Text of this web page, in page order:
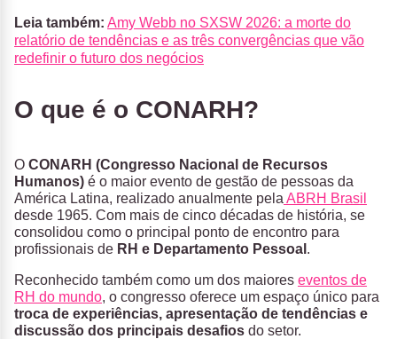
Leia também: Amy Webb no SXSW 2026: a morte do
relatório de tendências e as três convergências que vão
redefinir o futuro dos negócios
O que é o CONARH?
O CONARH (Congresso Nacional de Recursos
Humanos) é o maior evento de gestão de pessoas da
América Latina, realizado anualmente pela ABRH Brasil
desde 1965. Com mais de cinco décadas de história, se
consolidou como o principal ponto de encontro para
profissionais de RH e Departamento Pessoal .
Reconhecido também como um dos maiores eventos de
RH do mundo, o congresso oferece um espaço único para
troca de experiências, apresentação de tendências e
discussão dos principais desafios do setor.